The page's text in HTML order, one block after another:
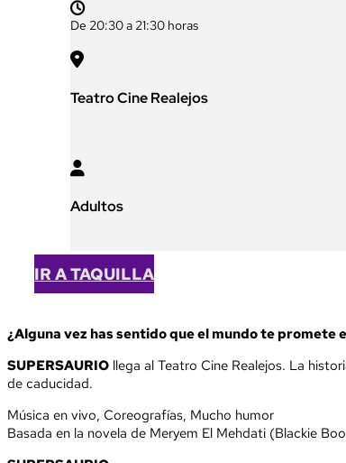

De 20:30 a 21:30 horas

Teatro Cine Realejos

Adultos
IR A TAQUILLA
¿Alguna vez has sentido que el mundo te promete
SUPERSAURIO llega al Teatro Cine Realejos. La
de caducidad.
Música en vivo, Coreografías, Mucho humor
Basada en la novela de Meryem El Mehdati (Blackie